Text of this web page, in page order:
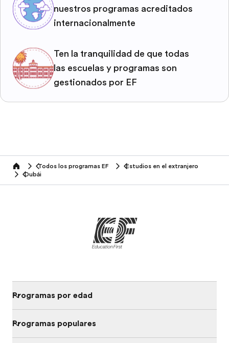
nuestros programas acreditados
internacionalmente
Ten la tranquilidad de que todas
las escuelas y programas son
gestionados por EF
home Todos los programas EF
Estudios en el extranjero
Dubái
Programas por edad
Programas populares